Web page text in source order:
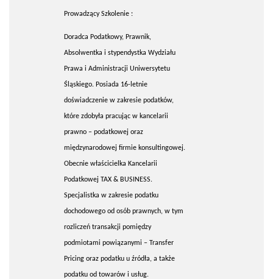
Prowadzący Szkolenie :
Doradca Podatkowy, Prawnik,
Absolwentka i stypendystka Wydziału
Prawa i Administracji Uniwersytetu
Śląskiego. Posiada 16-letnie
doświadczenie w zakresie podatków,
które zdobyła pracując w kancelarii
prawno – podatkowej oraz
międzynarodowej firmie konsultingowej.
Obecnie właścicielka Kancelarii
Podatkowej TAX & BUSINESS.
Specjalistka w zakresie podatku
dochodowego od osób prawnych, w tym
rozliczeń transakcji pomiędzy
podmiotami powiązanymi – Transfer
Pricing oraz podatku u źródła, a także
podatku od towarów i usług.